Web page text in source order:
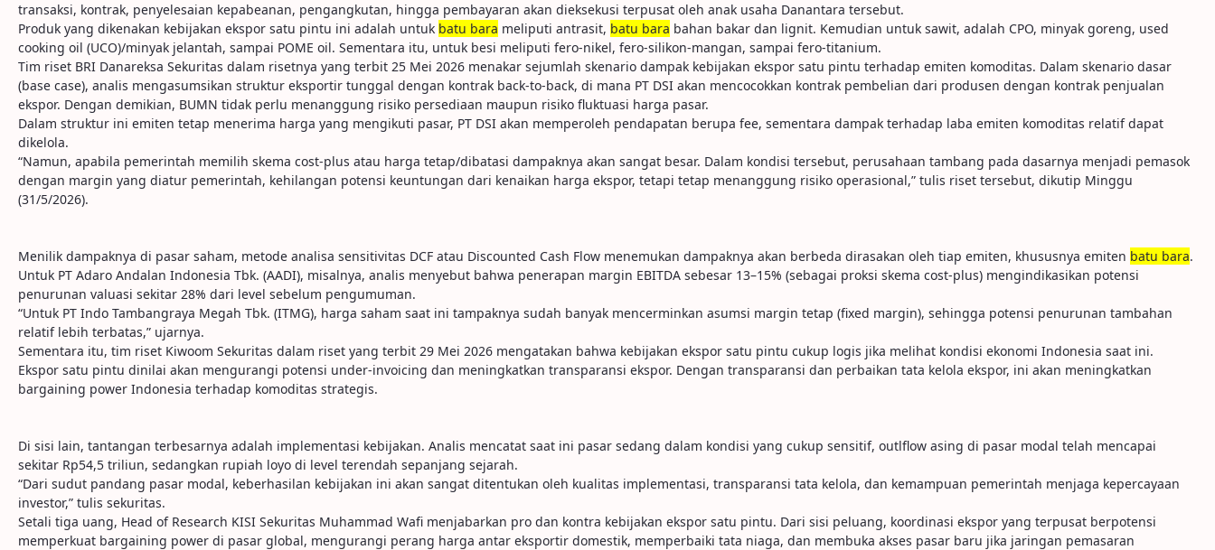
transaksi, kontrak, penyelesaian kepabeanan, pengangkutan, hingga pembayaran akan dieksekusi terpusat oleh anak usaha Danantara tersebut.
Produk yang dikenakan kebijakan ekspor satu pintu ini adalah untuk batu bara meliputi antrasit, batu bara bahan bakar dan lignit. Kemudian untuk sawit, adalah CPO, minyak goreng, used
cooking oil (UCO)/minyak jelantah, sampai POME oil. Sementara itu, untuk besi meliputi fero-nikel, fero-silikon-mangan, sampai fero-titanium.
Tim riset BRI Danareksa Sekuritas dalam risetnya yang terbit 25 Mei 2026 menakar sejumlah skenario dampak kebijakan ekspor satu pintu terhadap emiten komoditas. Dalam skenario dasar
(base case), analis mengasumsikan struktur eksportir tunggal dengan kontrak back-to-back, di mana PT DSI akan mencocokkan kontrak pembelian dari produsen dengan kontrak penjualan
ekspor. Dengan demikian, BUMN tidak perlu menanggung risiko persediaan maupun risiko fluktuasi harga pasar.
Dalam struktur ini emiten tetap menerima harga yang mengikuti pasar, PT DSI akan memperoleh pendapatan berupa fee, sementara dampak terhadap laba emiten komoditas relatif dapat
dikelola.
“Namun, apabila pemerintah memilih skema cost-plus atau harga tetap/dibatasi dampaknya akan sangat besar. Dalam kondisi tersebut, perusahaan tambang pada dasarnya menjadi pemasok
dengan margin yang diatur pemerintah, kehilangan potensi keuntungan dari kenaikan harga ekspor, tetapi tetap menanggung risiko operasional,” tulis riset tersebut, dikutip Minggu
(31/5/2026).
Menilik dampaknya di pasar saham, metode analisa sensitivitas DCF atau Discounted Cash Flow menemukan dampaknya akan berbeda dirasakan oleh tiap emiten, khususnya emiten batu bara.
Untuk PT Adaro Andalan Indonesia Tbk. (AADI), misalnya, analis menyebut bahwa penerapan margin EBITDA sebesar 13–15% (sebagai proksi skema cost-plus) mengindikasikan potensi
penurunan valuasi sekitar 28% dari level sebelum pengumuman.
“Untuk PT Indo Tambangraya Megah Tbk. (ITMG), harga saham saat ini tampaknya sudah banyak mencerminkan asumsi margin tetap (fixed margin), sehingga potensi penurunan tambahan
relatif lebih terbatas,” ujarnya.
Sementara itu, tim riset Kiwoom Sekuritas dalam riset yang terbit 29 Mei 2026 mengatakan bahwa kebijakan ekspor satu pintu cukup logis jika melihat kondisi ekonomi Indonesia saat ini.
Ekspor satu pintu dinilai akan mengurangi potensi under-invoicing dan meningkatkan transparansi ekspor. Dengan transparansi dan perbaikan tata kelola ekspor, ini akan meningkatkan
bargaining power Indonesia terhadap komoditas strategis.
Di sisi lain, tantangan terbesarnya adalah implementasi kebijakan. Analis mencatat saat ini pasar sedang dalam kondisi yang cukup sensitif, outlflow asing di pasar modal telah mencapai
sekitar Rp54,5 triliun, sedangkan rupiah loyo di level terendah sepanjang sejarah.
“Dari sudut pandang pasar modal, keberhasilan kebijakan ini akan sangat ditentukan oleh kualitas implementasi, transparansi tata kelola, dan kemampuan pemerintah menjaga kepercayaan
investor,” tulis sekuritas.
Setali tiga uang, Head of Research KISI Sekuritas Muhammad Wafi menjabarkan pro dan kontra kebijakan ekspor satu pintu. Dari sisi peluang, koordinasi ekspor yang terpusat berpotensi
memperkuat bargaining power di pasar global, mengurangi perang harga antar eksportir domestik, memperbaiki tata niaga, dan membuka akses pasar baru jika jaringan pemasaran